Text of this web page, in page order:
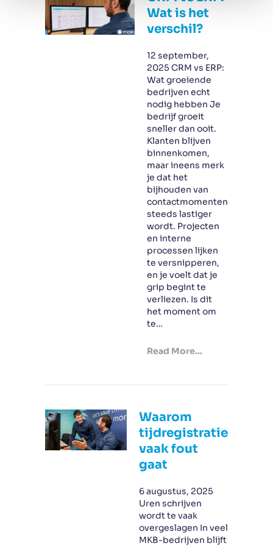
Wat is het
verschil?
12 september,
2025 CRM vs ERP:
Wat groeiende
bedrijven echt
nodig hebben Je
bedrijf groeit
sneller dan ooit.
Klanten blijven
binnenkomen,
maar ineens merk
je dat het
bijhouden van
contactmomenten
steeds lastiger
wordt. Projecten
en interne
processen lijken
te versnipperen,
en je voelt dat je
grip begint te
verliezen. Is dit
het moment om
te…
Read More...
Waarom
tijdregistratie
vaak fout
gaat
6 augustus, 2025
Uren schrijven
wordt te vaak
overgeslagen In veel
MKB-bedrijven blijft